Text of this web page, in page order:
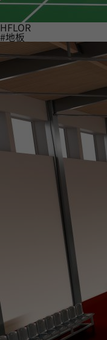
HFLOR
#地板